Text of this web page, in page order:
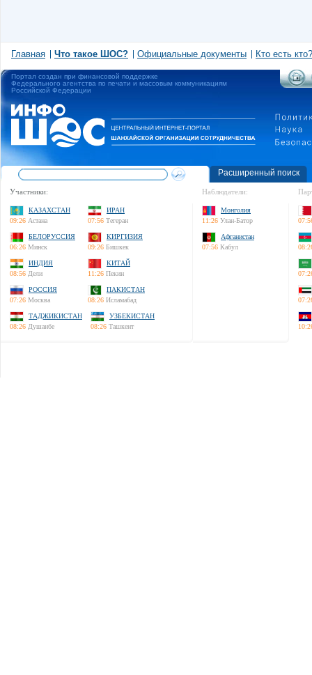
Главная Что такое ШОС? Официальные документы Кто есть кто?
Портал создан при финансовой поддержке
Федерального агентства по печати и массовым коммуникациям
Российской Федерации
Расширенный поиск
Участники:
КАЗАХСТАН
09:26 Астана
ИРАН
07:56 Тегеран
БЕЛОРУССИЯ
06:26 Минск
КИРГИЗИЯ
09:26 Бишкек
ИНДИЯ
08:56 Дели
КИТАЙ
11:26 Пекин
РОССИЯ
07:26 Москва
ПАКИСТАН
08:26 Исламабад
ТАДЖИКИСТАН
08:26 Душанбе
УЗБЕКИСТАН
08:26 Ташкент
Наблюдатели:
Монголия
11:26 Улан-Батор
Афганистан
07:56 Кабул